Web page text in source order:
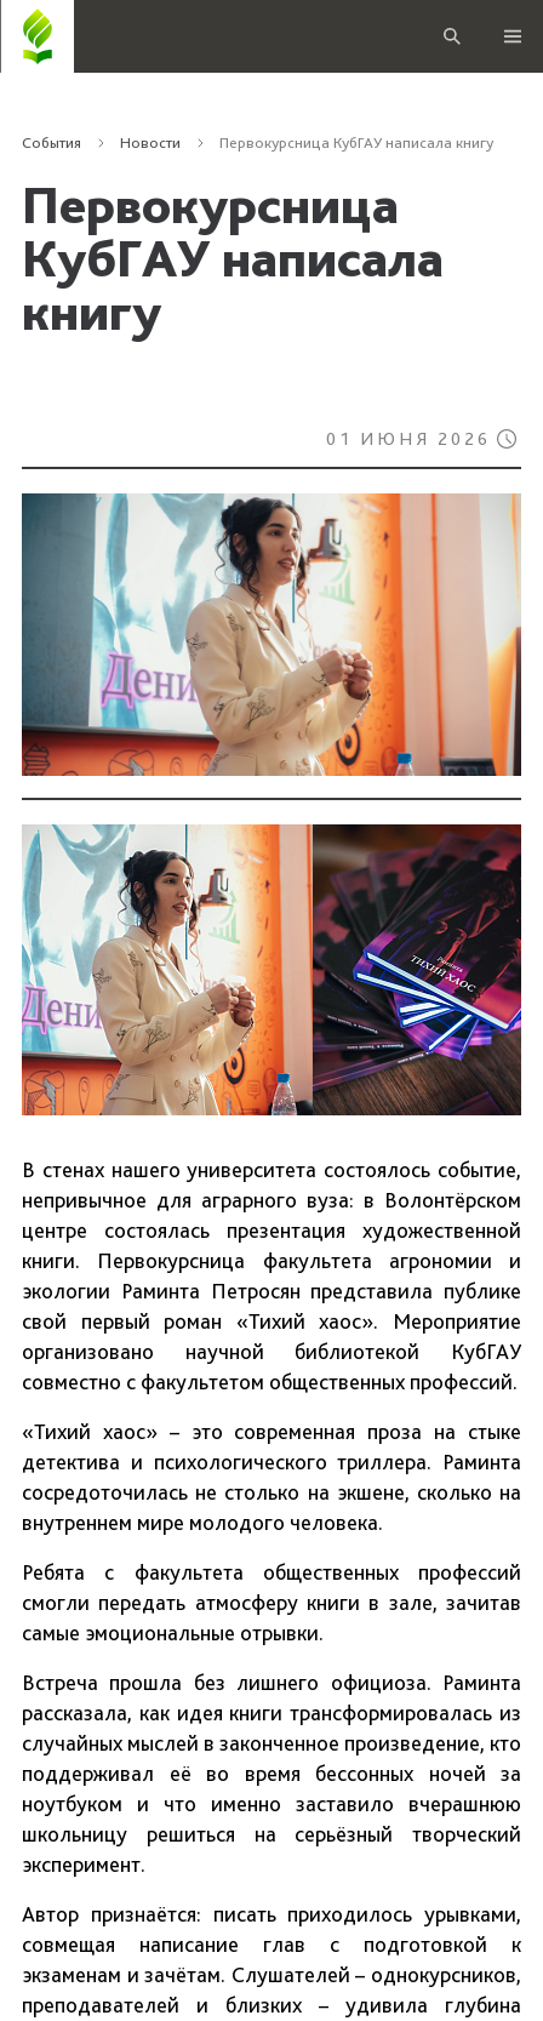
События Новости Первокурсница КубГАУ написала книгу
Первокурсница
КубГАУ написала
книгу
01 ИЮНЯ 2026
В стенах нашего университета состоялось событие,
непривычное для аграрного вуза: в Волонтёрском
центре состоялась презентация художественной
книги. Первокурсница факультета агрономии и
экологии Раминта Петросян представила публике
свой первый роман «Тихий хаос». Мероприятие
организовано научной библиотекой КубГАУ
совместно с факультетом общественных профессий.
«Тихий хаос» – это современная проза на стыке
детектива и психологического триллера. Раминта
сосредоточилась не столько на экшене, сколько на
внутреннем мире молодого человека.
Ребята с факультета общественных профессий
смогли передать атмосферу книги в зале, зачитав
самые эмоциональные отрывки.
Встреча прошла без лишнего официоза. Раминта
рассказала, как идея книги трансформировалась из
случайных мыслей в законченное произведение, кто
поддерживал её во время бессонных ночей за
ноутбуком и что именно заставило вчерашнюю
школьницу решиться на серьёзный творческий
эксперимент.
Автор признаётся: писать приходилось урывками,
совмещая написание глав с подготовкой к
экзаменам и зачётам. Слушателей – однокурсников,
преподавателей и близких – удивила глубина